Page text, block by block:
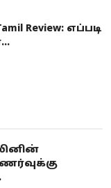
Review: எப்படி